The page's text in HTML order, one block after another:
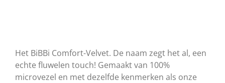
Het BiBBi Comfort-Velvet. De naam zegt het al, een
echte fluwelen touch! Gemaakt van 100%
microvezel en met dezelfde kenmerken als onze